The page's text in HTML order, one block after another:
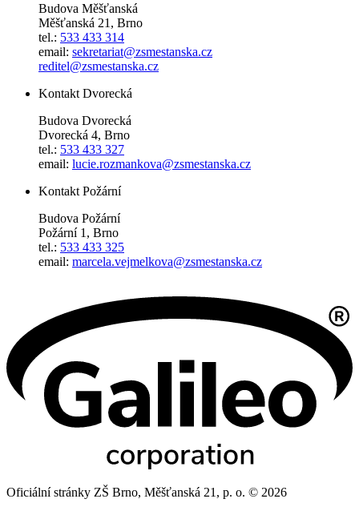
Budova Měšťanská
Měšťanská 21, Brno
tel.: 533 433 314
email: sekretariat@zsmestanska.cz
reditel@zsmestanska.cz
Kontakt Dvorecká
Budova Dvorecká
Dvorecká 4, Brno
tel.: 533 433 327
email: lucie.rozmankova@zsmestanska.cz
Kontakt Požární
Budova Požární
Požární 1, Brno
tel.: 533 433 325
email: marcela.vejmelkova@zsmestanska.cz
Oficiální stránky ZŠ Brno, Měšťanská 21, p. o. © 2026